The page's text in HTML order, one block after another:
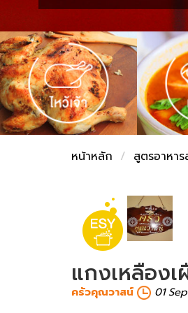
ชั่งตวงเนย
หน้าหลัก สูตรอาหา
แกงเหลืองเ
ครัวคุณวาสน์ 01